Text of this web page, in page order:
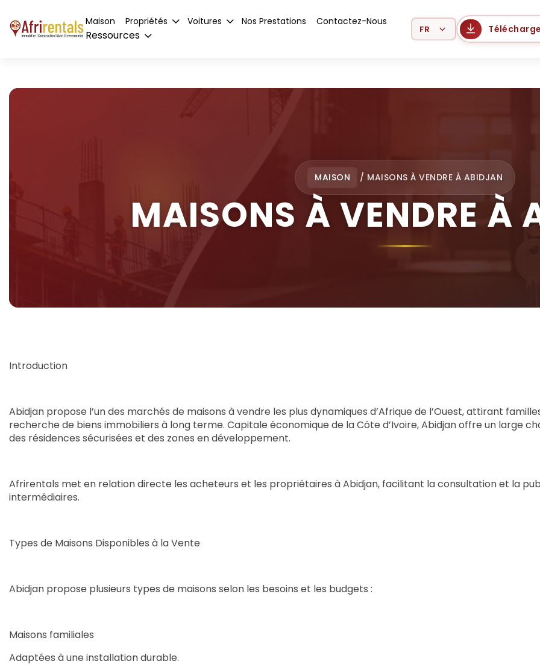
Maison Propriétés Voitures Nos Prestations Contactez-Nous
Ressources
Select Language
MAISON / MAISONS À VENDRE À ABIDJAN
MAISONS À VENDRE À
Introduction
Abidjan propose l’un des marchés de maisons à vendre les plus dynamiques d’Afrique de l’Ouest, attirant
recherche de biens immobiliers à long terme. Capitale économique de la Côte d’Ivoire, Abidjan offre un large
des résidences sécurisées et des zones en développement.
Afrirentals met en relation directe les acheteurs et les propriétaires à Abidjan, facilitant la consultation et la
intermédiaires.
Types de Maisons Disponibles à la Vente
Abidjan propose plusieurs types de maisons selon les besoins et les budgets :
Maisons familiales
Adaptées à une installation durable.